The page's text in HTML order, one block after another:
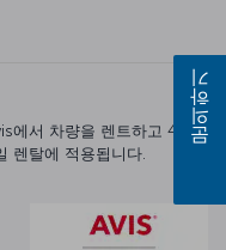
에서 차량을 렌트하고 40%
렌탈에 적용됩니다.
문의하기